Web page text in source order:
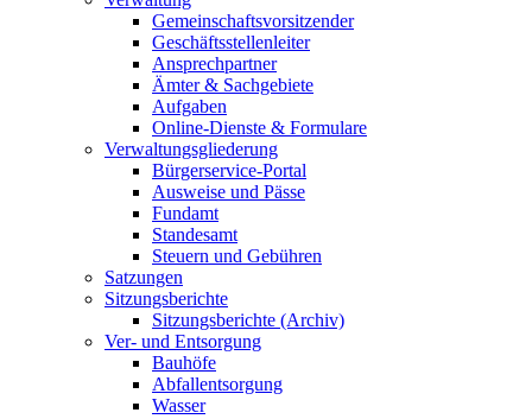
Gemeinschaftsvorsitzender
Geschäftsstellenleiter
Ansprechpartner
Ämter & Sachgebiete
Aufgaben
Online-Dienste & Formulare
Verwaltungsgliederung
Bürgerservice-Portal
Ausweise und Pässe
Fundamt
Standesamt
Steuern und Gebühren
Satzungen
Sitzungsberichte
Sitzungsberichte (Archiv)
Ver- und Entsorgung
Bauhöfe
Abfallentsorgung
Wasser